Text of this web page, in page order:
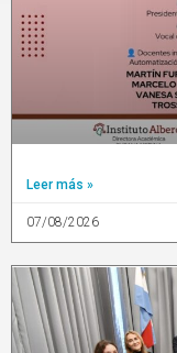
Leer más »
07/08/2026